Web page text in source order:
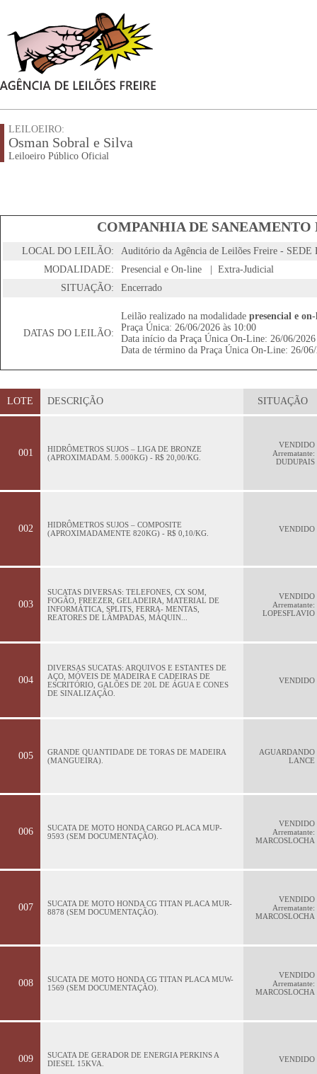
LEILOEIRO:
Osman Sobral e Silva
Leiloeiro Público Oficial
COMPANHIA DE SANEAMENTO
LOCAL DO LEILÃO:
Auditório da Agência de Leilões Freire -
MODALIDADE:
Presencial e On-line | Extra-Judicial
SITUAÇÃO:
Encerrado
DATAS DO LEILÃO:
Leilão realizado na modalidade presencial e
Praça Única: 26/06/2026 às 10:00
Data início da Praça Única On-Line: 26/06/2026
Data de término da Praça Única On-Line: 26/
LOTE DESCRIÇÃO SITUAÇÃO
001
HIDRÔMETROS SUJOS – LIGA DE BRONZE
(APROXIMADAM. 5.000KG) - R$ 20,00/KG.
VENDIDO
Arrematante:
DUDUPAIS
002
HIDRÔMETROS SUJOS – COMPOSITE
(APROXIMADAMENTE 820KG) - R$ 0,10/KG.
VENDIDO
003
SUCATAS DIVERSAS: TELEFONES, CX SOM,
FOGÃO, FREEZER, GELADEIRA, MATERIAL DE
INFORMÁTICA, SPLITS, FERRA- MENTAS,
REATORES DE LÂMPADAS, MÁQUIN...
VENDIDO
Arrematante:
LOPESFLAVIO
004
DIVERSAS SUCATAS: ARQUIVOS E ESTANTES DE
AÇO, MÓVEIS DE MADEIRA E CADEIRAS DE
ESCRITÓRIO, GALÕES DE 20L DE ÁGUA E CONES
DE SINALIZAÇÃO.
VENDIDO
005
GRANDE QUANTIDADE DE TORAS DE MADEIRA
(MANGUEIRA).
AGUARDANDO
LANCE
006
SUCATA DE MOTO HONDA CARGO PLACA MUP-
9593 (SEM DOCUMENTAÇÃO).
VENDIDO
Arrematante:
MARCOSLOCHA
007
SUCATA DE MOTO HONDA CG TITAN PLACA MUR-
8878 (SEM DOCUMENTAÇÃO).
VENDIDO
Arrematante:
MARCOSLOCHA
008
SUCATA DE MOTO HONDA CG TITAN PLACA MUW-
1569 (SEM DOCUMENTAÇÃO).
VENDIDO
Arrematante:
MARCOSLOCHA
009
SUCATA DE GERADOR DE ENERGIA PERKINS A
DIESEL 15KVA.
VENDIDO